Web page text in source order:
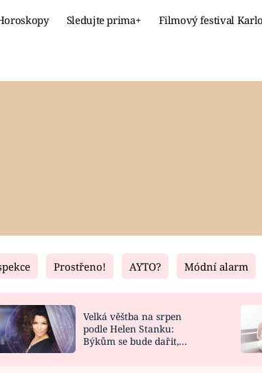
Sledujte prima+ Filmový festival
Fresh
NOVINKY
VIDEORECEPTY
Living
DESIGN
Prostřeno! AYTO? Módní alarm
Velká věštba na srpen
podle Helen Stanku:
Býkům se bude dařit,